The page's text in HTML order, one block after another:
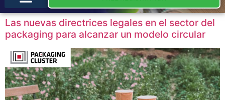
Las nuevas directrices legales en el sector del
packaging para alcanzar un modelo circular